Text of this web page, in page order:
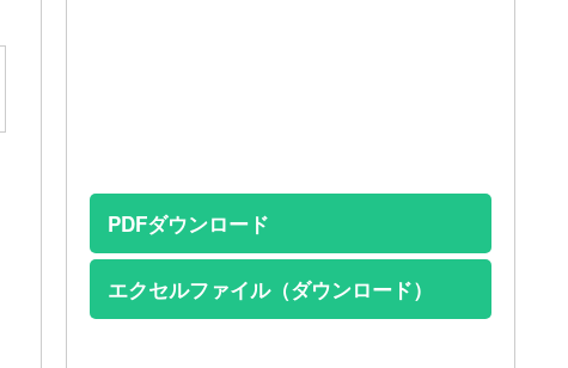
PDFダウンロード
エクセルファイル（ダウンロード）